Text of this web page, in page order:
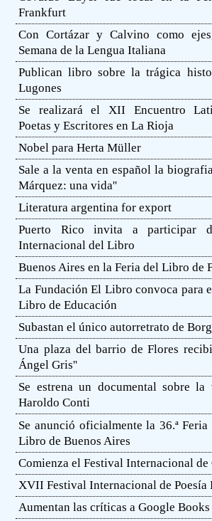
Frankfurt
Con Cortázar y Calvino como
Semana de la Lengua Italiana
Publican libro sobre la trágica
Lugones
Se realizará el XII Encuentro
Poetas y Escritores en La Rioja
Nobel para Herta Müller
Sale a la venta en español la
Márquez: una vida''
Literatura argentina for export
Puerto Rico invita a participar
Internacional del Libro
Buenos Aires en la Feria del Libro de
La Fundación El Libro convoca para
Libro de Educación
Subastan el único autorretrato de
Una plaza del barrio de Flores
Ángel Gris''
Se estrena un documental sobre
Haroldo Conti
Se anunció oficialmente la 36.ª
Libro de Buenos Aires
Comienza el Festival Internacional de
XVII Festival Internacional de Poesía
Aumentan las críticas a Google Books